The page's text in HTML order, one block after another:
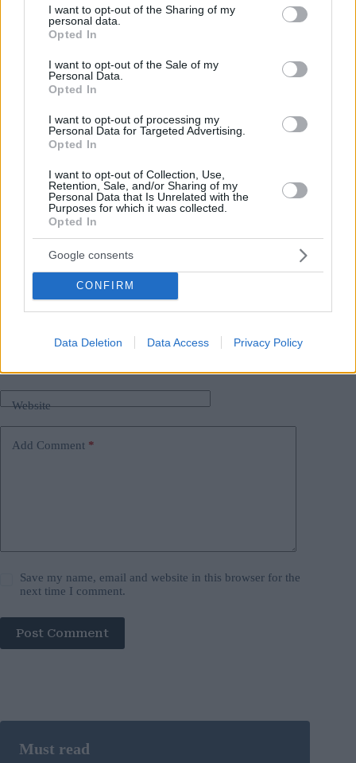
not limited to your visit or usage behaviour. You may click to
grant or deny consent to Google and its third-party tags to
use your data for below specified purposes in below Google
consent section.
I want to opt-out of the Sharing of my
personal data.
Opted In
I want to opt-out of the Sale of my
Personal Data.
Opted In
I want to opt-out of processing my
Personal Data for Targeted Advertising.
Opted In
I want to opt-out of Collection, Use,
Retention, Sale, and/or Sharing of my
Personal Data that Is Unrelated with the
Purposes for which it was collected.
Opted In
Google consents
CONFIRM
Data Deletion Data Access Privacy Policy
Gemeinschaftserlebnis, Atmosphäre – wird durch Online-
Theater-Streaming-Plattformen ersetzt.
die einzige Form, dass dreihundert Menschen in einem
Auditorium oder sechzig in einem Keller sitzen,”
Sagt Márk Radnai, der künstlerische Leiter von SzínházTV
(TheaterTV).Nach seinen Angaben
Der Beruf fand eine
langjährige Lösung für die Herausforderung, dass der Genuss
der viel gelobten tausendfarbigen ungarischen Theaterkultur
budapest #Hungary
Leave a Reply
Your email address will not be published.
Email*
Website
Add Comment *
Save my name, email and website in this browser for the
next time I comment.
Post Comment